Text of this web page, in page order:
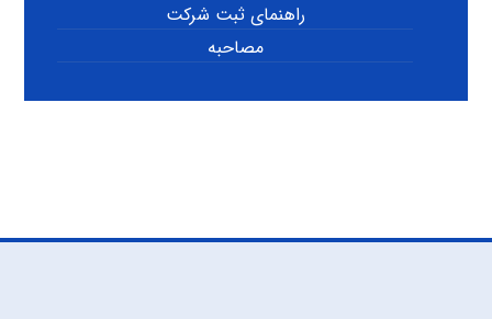
راهنمای ثبت شرکت
مصاحبه